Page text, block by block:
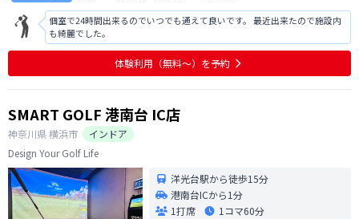
個室で24時間出来るのでいつでも通えて良いです。 最近出来たので施設内
も綺麗でした。
体験利用（無料〜）を予約
SMART GOLF 港南台 IC店
神奈川県横浜市
インドア
Design Your Golf Life
洋光台駅から徒歩15分
港南台ICから1分
1打席
1コマ60分